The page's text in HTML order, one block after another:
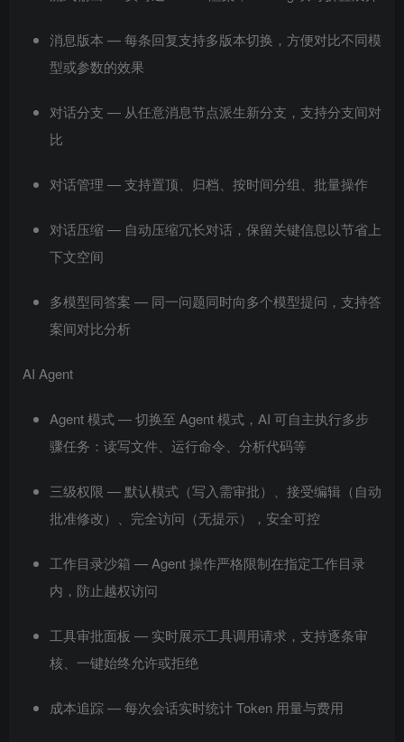
消息版本 — 每条回复支持多版本切换，方便对比不同模
型或参数的效果
对话分支 — 从任意消息节点派生新分支，支持分支间对
比
对话管理 — 支持置顶、归档、按时间分组、批量操作
对话压缩 — 自动压缩冗长对话，保留关键信息以节省上
下文空间
多模型同答案 — 同一问题同时向多个模型提问，支持答
案间对比分析
AI Agent
Agent 模式 — 切换至 Agent 模式，AI 可自主执行多步
骤任务：读写文件、运行命令、分析代码等
三级权限 — 默认模式（写入需审批）、接受编辑（自动
批准修改）、完全访问（无提示），安全可控
工作目录沙箱 — Agent 操作严格限制在指定工作目录
内，防止越权访问
工具审批面板 — 实时展示工具调用请求，支持逐条审
核、一键始终允许或拒绝
成本追踪 — 每次会话实时统计 Token 用量与费用